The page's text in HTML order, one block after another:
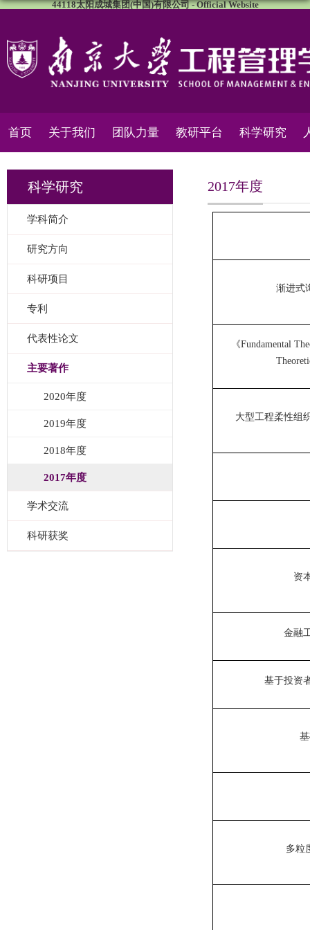
44118太阳成城集团(中国)有限公司 - Official Website
首页 关于我们 团队力量 教研平台 科学研究
科学研究
学科简介
研究方向
科研项目
专利
代表性论文
主要著作
2020年度
2019年度
2018年度
2017年度
学术交流
科研获奖
2017年度
渐进式
《Fundamental
大型工程柔性组
资
金融
基于投资
多粒